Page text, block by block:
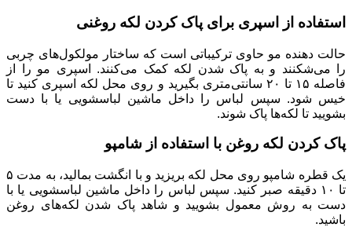
استفاده از اسپری برای پاک کردن لکه روغنی
حالت دهنده مو حاوی ترکیباتی است که ساختار مولکول‌های چربی
را می‌شکنند و به پاک شدن لکه کمک می‌کنند. اسپری مو را از
فاصله ۱۵ تا ۲۰ سانتی‌متری بگیرید و روی محل لکه اسپری کنید تا
خیس شود. سپس لباس را داخل ماشین لباسشویی یا با دست
بشویید تا لکه‌ها پاک شوند.
پاک کردن لکه روغن با استفاده از شامپو
یک قطره شامپو روی محل لکه بریزید و با انگشت بمالید، به مدت ۵
تا ۱۰ دقیقه صبر کنید. سپس لباس را داخل ماشین لباسشویی یا با
دست به روش معمول بشویید و شاهد پاک شدن لکه‌های روغن
باشید.